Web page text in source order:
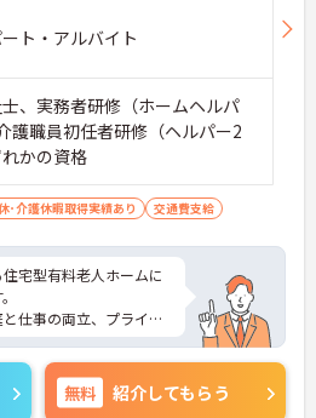
ト・アルバイト
、実務者研修（ホームヘルパ
護職員初任者研修（ヘルパー2
かの資格
･介護休暇取得実績あり 交通費支給
宅型有料老人ホームに
仕事の両立、プライベ
ポイントなど、さらに
お気軽にご相談くださ
無料 紹介してもらう